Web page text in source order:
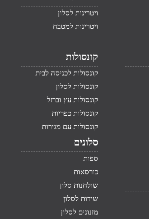
ויטרינות לסלון
ויטרינות למטבח
קונסולות
קונסולות לכניסה לבית
קונסולות לסלון
קונסולות עץ וברזל
קונסולות כפריות
קונסולות עם מגירות
סלונים
ספות
כורסאות
שולחנות סלון
שידות לסלון
מזנונים לסלון